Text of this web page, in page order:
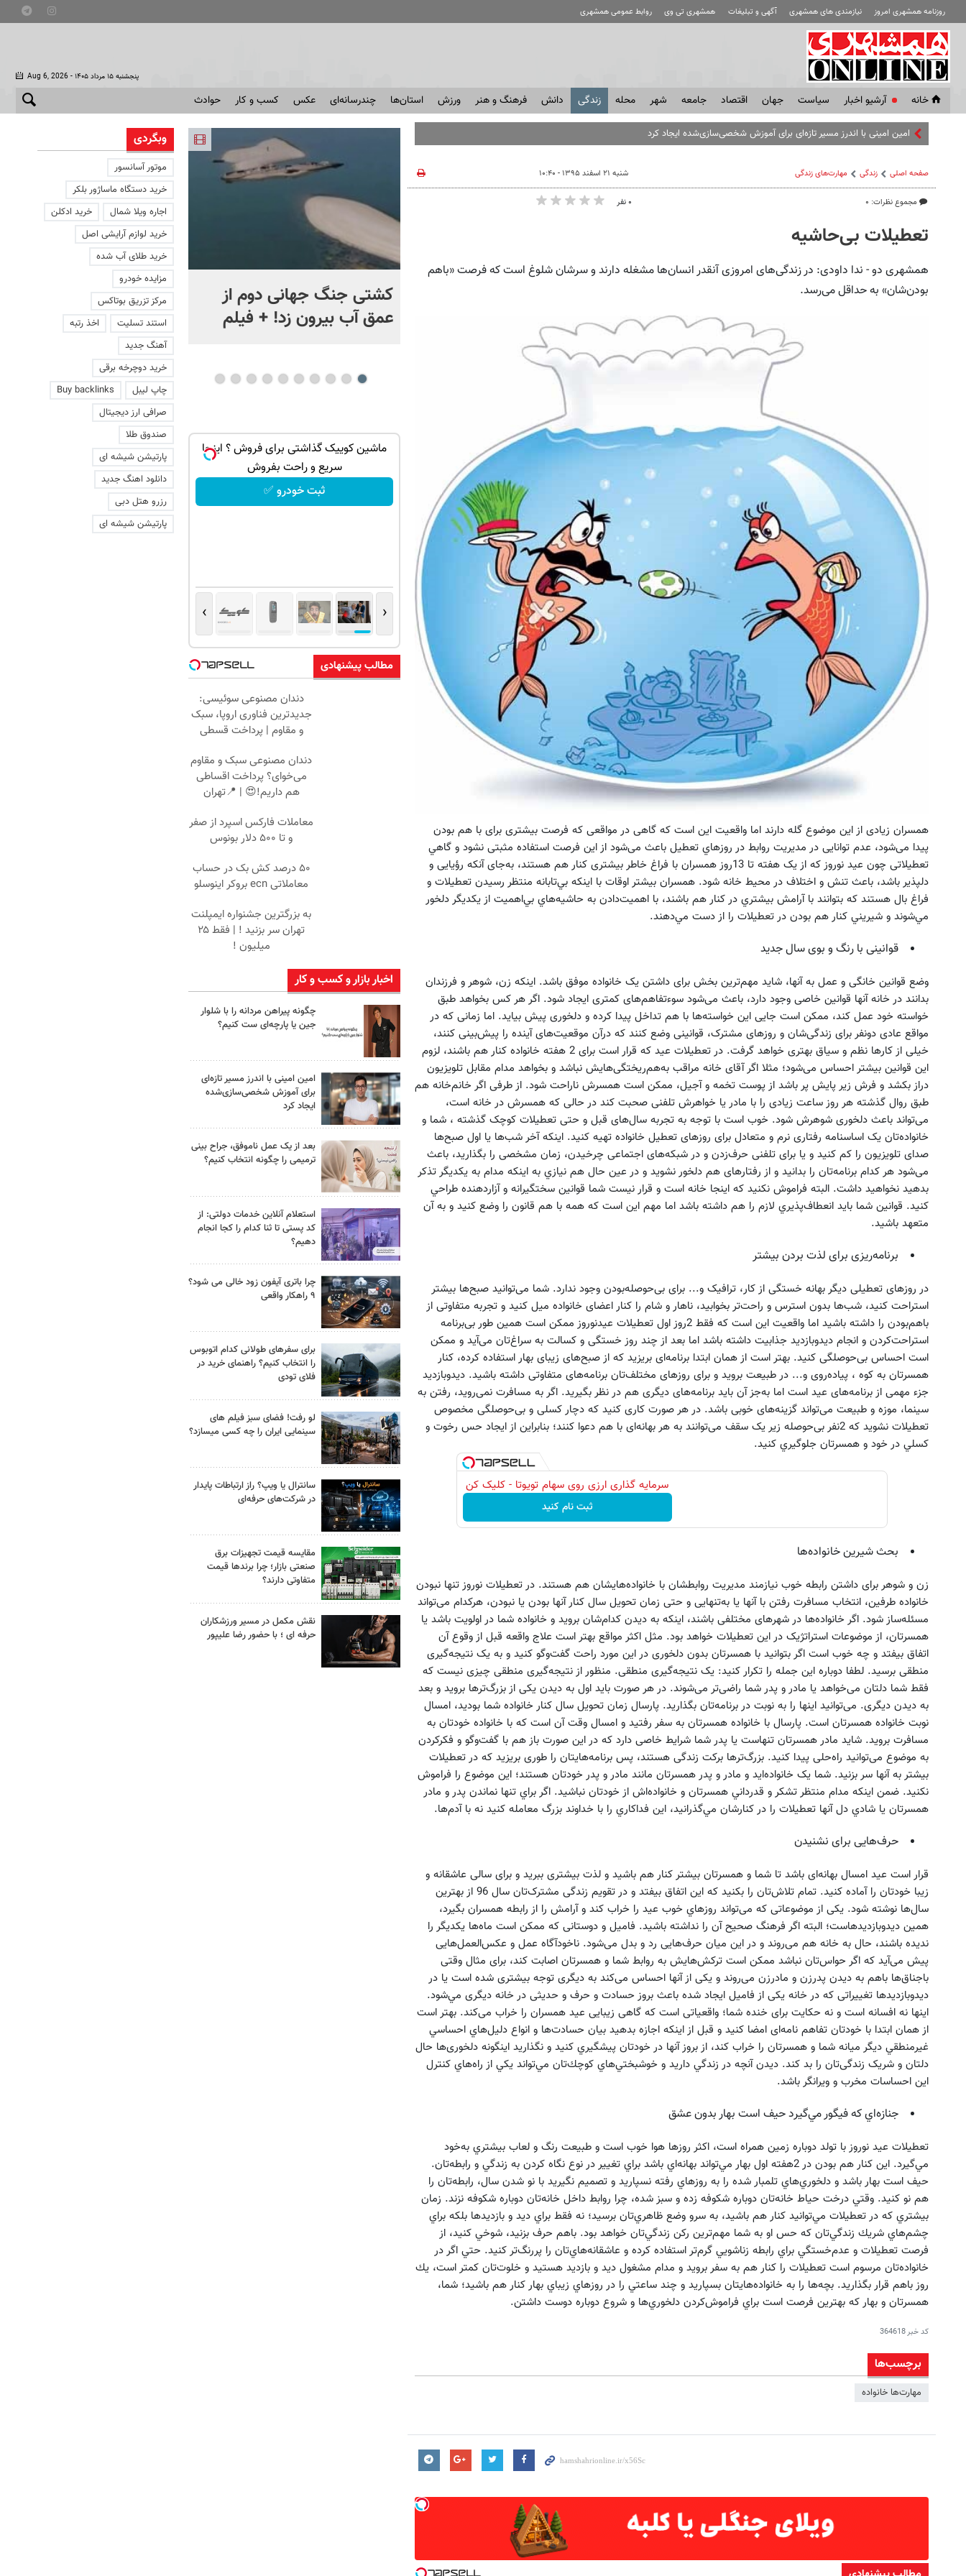
روزنامه همشهری امروز نیازمندی های همشهری آگهی و تبلیغات همشهری تی وی روابط عمومی همشهری
Aug 6, 2026 - پنجشنبه ۱۵ مرداد ۱۴۰۵
خانه آرشیو اخبار سياست جهان اقتصاد جامعه شهر محله زندگی دانش فرهنگ و هنر ورزش استان‌ها چندرسانه‌ای عکس کسب و کار حوادث
امین امینی با اندرز مسیر تازه‌ای برای آموزش شخصی‌سازی‌شده ایجاد کرد
صفحه اصلی زندگی مهارت‌های زندگی
مجموع نظرات: ۰
شنبه ۲۱ اسفند ۱۳۹۵ - ۱۰:۴۰
۰ نفر
تعطیلات بی‌حاشیه
همشهری دو - ندا داودی: در زندگی‌‌های امروزی آنقدر انسان‌ها مشغله دارند و سرشان شلوغ است که فرصت «باهم
بودن‌شان» به حد‌اقل می‌رسد.
همسران زیادی از این موضوع گله دارند اما واقعیت این است که گاهی در مواقعی که فرصت بیشتری برای با هم بودن
پیدا می‌شود، عدم توانایی در مدیریت روابط در روزهاي تعطيل باعث می‌شود از این فرصت استفاده مثبتی نشود و گاهي
تعطیلاتی چون عید نوروز که از یک هفته تا 13روز همسران با فراغ خاطر بیشتری کنار هم هستند، به‌جای آنکه رؤیایی و
دلپذیر باشد، باعث تنش و اختلاف در محیط خانه شود. همسران بيشتر اوقات با اينكه بي‌تابانه منتظر رسيدن تعطيلات و
فراغ بال هستند كه بتوانند با آرامش بيشتري در كنار هم باشند، با اهميت‌دادن به حاشيه‌هاي بي‌اهميت از يكديگر دلخور
مي‌شوند و شيريني كنار هم بودن در تعطيلات را از دست مي‌دهند.
قوانینی با رنگ و بوی سال جدید
وضع قوانین خانگی و عمل به آنها، شاید مهم‌ترین بخش برای داشتن یک خانواده موفق باشد. اینکه زن، شوهر و فرزندان
بدانند در خانه آنها قوانین خاصی وجود دارد، باعث می‌شود سوءتفاهم‌های کمتری ایجاد شود. اگر هر کس بخواهد طبق
خواسته خود عمل کند، ممکن است جایی این خواسته‌ها با هم تداخل پیدا کرده و دلخوری پیش بیاید. اما زمانی که در
مواقع عادی دونفر برای زندگی‌شان و روزهای مشترک، قوانینی وضع کنند که درآن موقعیت‌های آینده را پیش‌بینی کنند،
خیلی از کارها نظم و سیاق بهتری خواهد گرفت. در تعطیلات عید که قرار است برای 2 هفته خانواده کنار هم باشند، لزوم
این قوانین بیشتر احساس می‌شود؛ مثلا اگر آقای خانه مراقب به‌هم‌ریختگی‌هایش نباشد و بخواهد مدام مقابل تلویزیون
دراز بکشد و فرش زیر پایش پر باشد از پوست تخمه و آجيل، ممکن است همسرش ناراحت شود. از طرفی اگر خانم‌خانه هم
طبق روال گذشته هر روز ساعت زیادی را با مادر یا خواهرش تلفنی صحبت کند در حالی که همسرش در خانه است،
می‌تواند باعث دلخوری شوهرش شود. خوب است با توجه به تجربه سال‌های قبل و حتی تعطیلات کوچک گذشته ، شما و
خانواده‌تان یک اساسنامه رفتاری نرم و متعادل برای روزهای تعطیل خانواده تهیه کنید. اینکه آخر شب‌ها یا اول صبح‌ها
صدای تلویزیون را کم کنید و یا برای تلفنی حرف‌زدن و در شبکه‌های اجتماعی چرخیدن، زمان مشخصی را بگذارید، باعث
می‌شود هر کدام برنامه‌تان را بدانید و از رفتارهای هم دلخور نشوید و در عين حال هم نيازي به اينكه مدام به يكديگر تذكر
بدهيد نخواهيد داشت. البته فراموش نكنيد كه اينجا خانه است و قرار نيست شما قوانين سختگيرانه و آزاردهنده طراحي
كنيد. قوانين شما بايد انعطاف‌پذيري لازم را هم داشته باشد اما مهم اين است كه همه با هم قانون را وضع كنيد و به آن
متعهد باشيد.
برنامه‌ریزی برای لذت بردن بیشتر
در روزهای تعطیلی دیگر بهانه خستگی از کار، ترافیک و... برای بی‌حوصله‌بودن وجود ندارد. شما می‌توانید صبح‌ها بیشتر
استراحت کنید، شب‌ها بدون استرس و راحت‌تر بخوابيد، ناهار و شام را کنار اعضای خانواده میل کنید و تجربه متفاوتی از
باهم‌بودن را داشته باشید اما واقعیت این است که فقط 2روز اول تعطيلات عيدنوروز ممكن است همین طور بی‌برنامه
استراحت‌کردن و انجام دید‌وبازدید جذابیت داشته باشد اما بعد از چند روز خستگی و کسالت به سراغ‌تان می‌آید و ممکن
است احساس بی‌حوصلگی کنید. بهتر است از همان ابتدا برنامه‌ای بریزید که از صبح‌های زیبای بهار استفاده کرده، کنار
همسرتان به کوه ، پیاده‌روی و... در طبیعت بروید و برای روزهای مختلف‌تان برنامه‌های متفاوتی داشته باشید. دیدوبازدید
جزء مهمی از برنامه‌های عید است اما به‌جز آن باید برنامه‌های دیگری هم در نظر بگیرید. اگر به مسافرت نمی‌روید، رفتن به
سینما، موزه و طبیعت می‌تواند گزینه‌های خوبی باشد. در هر صورت کاری کنید که دچار کسلی و بی‌حوصلگی مخصوص
تعطیلات نشوید که 2نفر بی‌حوصله زیر یک سقف می‌توانند به هر بهانه‌ای با هم دعوا کنند؛ بنابراين از ايجاد حس رخوت و
كسلي در خود و همسرتان جلوگيري كنيد.
سرمایه گذاری ارزی روی سهام تویوتا - کلیک کن
ثبت نام کنید
بحث شیرین خانواده‌ها
زن و شوهر برای داشتن رابطه خوب نیازمند مدیریت روابطشان با خانواده‌هایشان هم هستند. در تعطیلات نوروز تنها نبودن
خانواده طرفین، انتخاب مسافرت رفتن با آنها یا به‌تنهایی و حتی زمان تحویل سال کنار آنها بودن یا نبودن، هرکدام می‌تواند
مسئله‌ساز شود. اگر خانواده‌ها در شهرهای مختلفی باشند، اینکه به دیدن کدام‌شان بروید و خانواده شما در اولویت باشد یا
همسرتان، از موضوعات استراتژیک در این تعطیلات خواهد بود. مثل اکثر مواقع بهتر است علاج واقعه قبل از وقوع آن
اتفاق بیفتد و چه خوب است اگر بتوانید با همسرتان بدون دلخوری در این مورد راحت گفت‌وگو کنید و به یک نتیجه‌گیری
منطقی برسید. لطفا دوباره این جمله را تکرار کنید: یک نتیجه‌گیری منطقی. منظور از نتیجه‌گیری منطقی چیزی نیست که
فقط شما دلتان می‌خواهد یا مادر و پدر شما راضی‌تر می‌شوند. در هر صورت باید اول به دیدن یکی از بزرگ‌ترها بروید و بعد
به دیدن دیگری. می‌توانید اینها را به نوبت در برنامه‌تان بگذارید. پارسال زمان تحویل سال کنار خانواده شما بودید، امسال
نوبت خانواده همسرتان است. پارسال با خانواده همسرتان به سفر رفتید و امسال وقت آن است که با خانواده خودتان به
مسافرت بروید. شاید مادر همسرتان تنهاست یا پدر شما شرایط خاصی دارد که در این صورت باز هم با گفت‌وگو و فکر‌کردن
به موضوع می‌توانید راه‌حلی پیدا کنید. بزرگ‌ترها برکت زندگی هستند، پس برنامه‌هایتان را طوری بریزید که در تعطیلات
بیشتر به آنها سر بزنید. شما یک خانواده‌اید و مادر و پدر همسرتان مانند مادر و پدر خودتان هستند؛ اين موضوع را فراموش
نكنيد. ضمن اينكه مدام منتظر تشكر و قدرداني همسرتان و خانواده‌اش از خودتان نباشيد. اگر براي تنها نماندن پدر و مادر
همسرتان يا شادي دل آنها تعطيلات را در كنارشان مي‌گذرانيد، اين فداكاري را با خداوند بزرگ معامله كنيد نه با آدم‌ها.
حرف‌هایی برای نشنیدن
قرار است عید امسال بهانه‌ای باشد تا شما و همسرتان بیشتر کنار هم باشید و لذت بیشتری ببرید و برای سالی عاشقانه و
زیبا خودتان را آماده کنید. تمام تلاش‌تان را بكنيد که این اتفاق بیفتد و در تقویم زندگی مشترک‌تان سال 96 از بهترین
سال‌ها نوشته شود. یکی از موضوعاتی که می‌تواند روزهاي خوب عید را خراب كند و آرامش را از رابطه همسران بگيرد،
همین دیدوبازدیدهاست؛ البته اگر فرهنگ صحیح آن را نداشته باشید. فامیل و دوستانی که ممکن است ماه‌ها یکدیگر را
ندیده باشند، حال به خانه هم می‌روند و در اين ميان حرف‌هایی رد و بدل می‌شود. ناخودآگاه عمل و عکس‌العمل‌هایی
پیش می‌آید که اگر حواس‌تان نباشد ممکن است ترکش‌هایش به روابط شما و همسرتان اصابت کند، برای مثال وقتی
باجناق‌ها باهم به دیدن پدرزن و مادرزن می‌روند و یکی از آنها احساس می‌کند به دیگری توجه بیشتری شده است یا در
دیدوبازدیدها تغییراتی که در خانه یکی از فاميل ایجاد شده باعث بروز حسادت و حرف و حدیثی در خانه دیگری مي‌شود.
اینها نه افسانه است و نه حکایت برای خنده شما؛ واقعیاتی است که گاهی زیبایی عید همسران را خراب می‌کند. بهتر است
از همان ابتدا با خودتان تفاهم نامه‌ای امضا کنید و قبل از اينكه اجازه بدهيد بيان حسادت‌ها و انواع دليل‌هاي احساسي
غيرمنطقي ديگر ميانه شما و همسرتان را خراب كند، از بروز آنها در خودتان پيشگيري كنيد و نگذارید اینگونه دلخوری‌ها حال
دلتان و شریک زندگی‌تان را بد کند. ديدن آنچه در زندگي داريد و خوشبختي‌هاي كوچك‌تان مي‌تواند يكي از راه‌هاي كنترل
اين احساسات مخرب و ويرانگر باشد.
جنازه‌اي كه فيگور مي‌گيرد حيف است بهار بدون عشق
تعطيلات عيد نوروز با تولد دوباره زمين همراه است، اكثر روزها هوا خوب است و طبيعت رنگ و لعاب بيشتري به‌خود
مي‌گيرد. اين كنار هم بودن در 2هفته اول بهار مي‌تواند بهانه‌اي باشد براي تغيير در نوع نگاه كردن به زندگي و رابطه‌‌تان.
حيف است بهار باشد و دلخوري‌هاي تلمبار شده را به روزهاي رفته نسپاريد و تصميم نگيريد با نو شدن سال، رابطه‌تان را
هم نو كنيد. وقتي درخت حياط خانه‌تان دوباره شكوفه زده و سبز شده، چرا روابط داخل خانه‌تان دوباره شكوفه نزند. زمان
بيشتري كه در تعطيلات مي‌توانيد كنار هم باشيد، به سرو وضع ظاهري‌تان برسيد؛ نه فقط براي ديد و بازديدها بلكه براي
چشم‌هاي شريك زندگي‌تان كه حس او به شما مهم‌‌ترين ركن زندگي‌تان خواهد بود. باهم حرف بزنيد، شوخي كنيد، از
فرصت تعطيلات و عدم‌خستگي براي رابطه زناشويي گرم‌تر استفاده كرده و عاشقانه‌هاي‌تان را پررنگ‌تر كنيد. حتي اگر در
خانواده‌تان مرسوم است تعطيلات را كنار هم به سفر برويد و مدام مشغول ديد و بازديد هستيد و خلوت‌‌تان كمتر است، يك
روز باهم قرار بگذاريد. بچه‌ها را به خانواده‌هايتان بسپاريد و چند ساعتي را در روزهاي زيباي بهار كنار هم باشيد؛ شما،
همسرتان و بهار كه بهترين فرصت است براي فراموش‌كردن دلخوري‌ها و شروع دوباره دوست داشتن.
کد خبر364618
برچسب‌ها
مهارت‌ها خانواده
۹ با ماه + فیلم
کشتی‌ جنگ جهانی دوم از
عمق آب بیرون زد! + فیلم
افشای اطلاعات برای ترور
بارون ترامپ | ماجرای قرار
عاشقانه با یک زن
باری که درد کمر داری! ◗پرسش‌نامه
رو پر کن◖
پرسش‌نامه ✔
الان طلا بخر پولشو 4 ماه دیگه بده!
سرمایه‌گذاری طلا با اقساط بی‌بهره
خریدطلا
گوشی موبایل نوکیا رجیستر شده🔥 (پرداخت
درب منزل + تخفیف ویژه)
سفارش بده!
ماشین کوییک گذاشتی برای فروش ؟ اینجا
سریع و راحت بفروش
ثبت خودرو ✅
‹
›
مطالب پیشنهادی
دندان مصنوعی سوئیسی:
جدیدترین فناوری اروپا، سبک
و مقاوم | پرداخت قسطی
دندان مصنوعی سبک و مقاوم
می‌خوای؟ پرداخت اقساطی
هم داریم!😍 | 📍تهران
معاملات فارکس اسپرد از صفر
و تا ۵۰۰ دلار بونوس
۵۰ درصد کش بک در حساب
معاملاتی ecn بروکر اینوسلو
به بزرگترین جشنواره ایمپلنت
تهران سر بزنید ! | فقط ۲۵
میلیون !
اخبار بازار و کسب و کار
چگونه پیراهن مردانه را با شلوار
جین یا پارچه‌ای ست کنیم؟
امین امینی با اندرز مسیر تازه‌ای
برای آموزش شخصی‌سازی‌شده
ایجاد کرد
بعد از یک عمل ناموفق، جراح بینی
ترمیمی را چگونه انتخاب کنیم؟
استعلام آنلاین خدمات دولتی: از
کد پستی تا ثنا کدام را کجا انجام
دهیم؟
چرا باتری آیفون زود خالی می شود؟
۹ راهکار واقعی
برای سفرهای طولانی کدام اتوبوس
را انتخاب کنیم؟ راهنمای خرید در
فلای تودی
لو رفت! فضای سبز فیلم های
سینمایی ایران را چه کسی میسازد؟
سانترال یا ویپ؟ راز ارتباطات پایدار
در شرکت‌های حرفه‌ای
مقایسه قیمت تجهیزات برق
صنعتی بازار؛ چرا برندها قیمت
متفاوتی دارند؟
نقش مکمل در مسیر ورزشکاران
حرفه ای ؛ با حضور رضا علیپور
وبگردی
موتور آسانسور
خرید دستگاه ماساژور بلکر
اجاره ویلا شمال
خرید ادکلن
خرید لوازم آرایشی اصل
خرید طلای آب شده
مزایده خودرو
مرکز تزریق بوتاکس
استند تسلیت
اخذ رتبه
آهنگ جدید
خرید دوچرخه برقی
چاپ لیبل
Buy backlinks
صرافی ارز دیجیتال
صندوق طلا
پارتیشن شیشه ای
دانلود اهنگ جدید
رزرو هتل دبی
پارتیشن شیشه ای